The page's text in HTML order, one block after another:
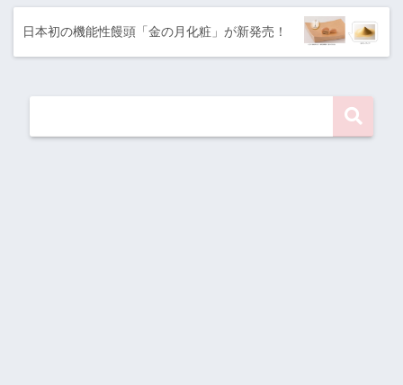
日本初の機能性饅頭「金の月化粧」が新発売！